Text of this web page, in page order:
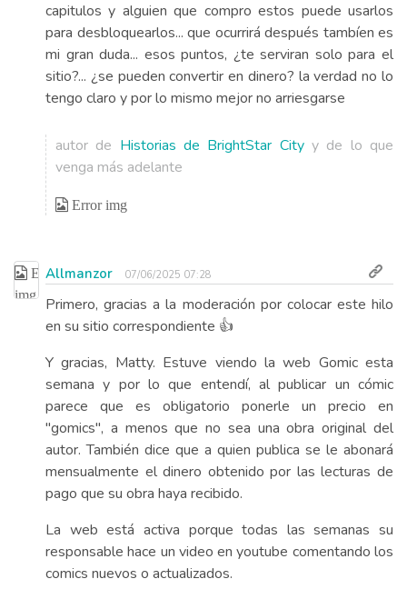
capitulos y alguien que compro estos puede usarlos
para desbloquearlos... que ocurrirá después tambíen es
mi gran duda... esos puntos, ¿te serviran solo para el
sitio?... ¿se pueden convertir en dinero? la verdad no lo
tengo claro y por lo mismo mejor no arriesgarse
autor de Historias de BrightStar Cityy de lo que
venga más adelante
Allmanzor 07/06/2025 07:28
Primero, gracias a la moderación por colocar este hilo
en su sitio correspondiente 👍
Y gracias, Matty. Estuve viendo la web Gomic esta
semana y por lo que entendí, al publicar un cómic
parece que es obligatorio ponerle un precio en
"gomics", a menos que no sea una obra original del
autor. También dice que a quien publica se le abonará
mensualmente el dinero obtenido por las lecturas de
pago que su obra haya recibido.
La web está activa porque todas las semanas su
responsable hace un video en youtube comentando los
comics nuevos o actualizados.